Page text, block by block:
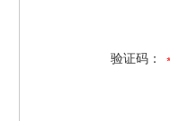
验证码：